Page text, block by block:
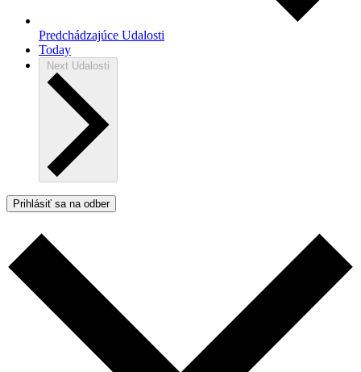
Predchádzajúce Udalosti
Today
Next Udalosti
Prihlásiť sa na odber